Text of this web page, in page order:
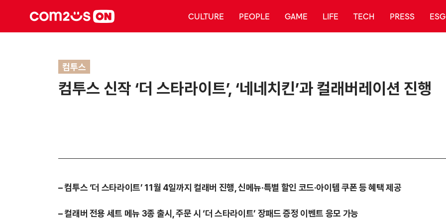
CULTURE PEOPLE GAME LIFE TECH PRESS ESG
컴투스
컴투스 신작 ‘더 스타라이트’, ‘네네치킨’과 컬래버레이션 진행
–컴투스 ‘더 스타라이트’ 11월 4일까지 컬래버 진행, 신메뉴·특별 할인 코드·아이템 쿠폰 등 혜택 제공
–컬래버 전용 세트 메뉴 3종 출시, 주문 시 ‘더 스타라이트’ 장패드 증정 이벤트 응모 가능